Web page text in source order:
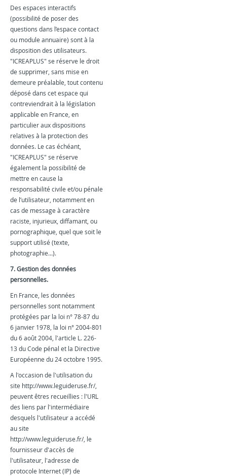
Des espaces interactifs
(possibilité de poser des
questions dans l’espace contact
ou module annuaire) sont à la
disposition des utilisateurs.
"ICREAPLUS" se réserve le droit
de supprimer, sans mise en
demeure préalable, tout contenu
déposé dans cet espace qui
contreviendrait à la législation
applicable en France, en
particulier aux dispositions
relatives à la protection des
données. Le cas échéant,
"ICREAPLUS" se réserve
également la possibilité de
mettre en cause la
responsabilité civile et/ou pénale
de l’utilisateur, notamment en
cas de message à caractère
raciste, injurieux, diffamant, ou
pornographique, quel que soit le
support utilisé (texte,
photographie…).
7. Gestion des données
personnelles.
En France, les données
personnelles sont notamment
protégées par la loi n° 78-87 du
6 janvier 1978, la loi n° 2004-801
du 6 août 2004, l'article L. 226-
13 du Code pénal et la Directive
Européenne du 24 octobre 1995.
A l'occasion de l'utilisation du
site http://www.leguideruse.fr/,
peuvent êtres recueillies : l'URL
des liens par l'intermédiaire
desquels l'utilisateur a accédé
au site
http://www.leguideruse.fr/, le
fournisseur d'accès de
l'utilisateur, l'adresse de
protocole Internet (IP) de